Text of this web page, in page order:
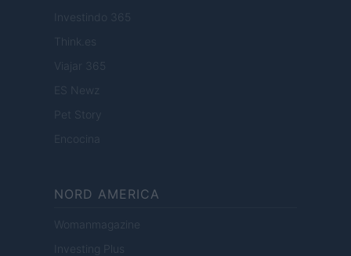
Investindo 365
Think.es
Viajar 365
ES Newz
Pet Story
Encocina
NORD AMERICA
Womanmagazine
Investing Plus